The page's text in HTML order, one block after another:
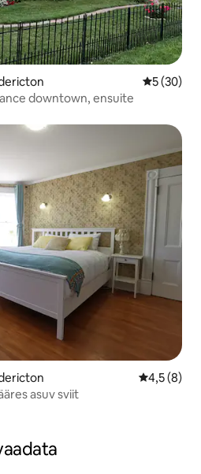
Keskmine
5 (30)
downtown, ensuite
Keskmine
4,5 (8)
asuv sviit